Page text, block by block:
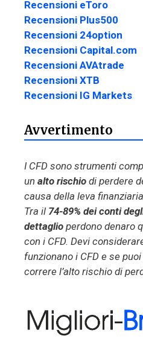
Recensioni eToro
Recensioni Plus500
Recensioni 24option
Recensioni Capital.com
Recensioni AVAtrade
Recensioni XTB
Recensioni IG Markets
Avvertimento
I CFD sono strumenti
un alto rischio di perdere
causa della leva
Tra il 74-89% dei conti
dettaglio perdono denaro
con i CFD. Devi
funzionano i CFD e se
correre l’alto rischio di